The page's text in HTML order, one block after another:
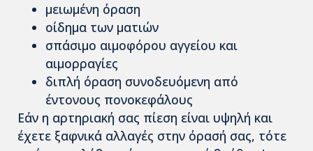
μειωμένη όραση
οίδημα των ματιών
σπάσιμο αιμοφόρου αγγείου και
αιμορραγίες
διπλή όραση συνοδευόμενη από
έντονους πονοκεφάλους
Εάν η αρτηριακή σας πίεση είναι υψηλή και
έχετε ξαφνικά αλλαγές στην όρασή σας, τότε